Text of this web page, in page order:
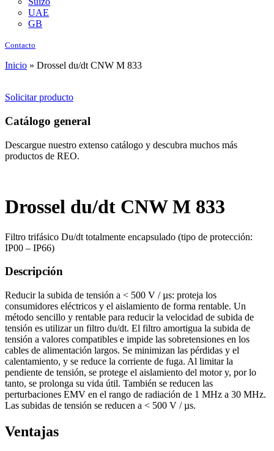
UAE
GB
Contacto
Inicio » Drossel du/dt CNW M 833
Solicitar producto
Catálogo general
Descargue nuestro extenso catálogo y descubra muchos más
productos de REO.
Drossel du/dt CNW M 833
Filtro trifásico Du/dt totalmente encapsulado (tipo de protección:
IP00 – IP66)
Descripción
Reducir la subida de tensión a < 500 V / µs: proteja los
consumidores eléctricos y el aislamiento de forma rentable. Un
método sencillo y rentable para reducir la velocidad de subida de
tensión es utilizar un filtro du/dt. El filtro amortigua la subida de
tensión a valores compatibles e impide las sobretensiones en los
cables de alimentación largos. Se minimizan las pérdidas y el
calentamiento, y se reduce la corriente de fuga. Al limitar la
pendiente de tensión, se protege el aislamiento del motor y, por lo
tanto, se prolonga su vida útil. También se reducen las
perturbaciones EMV en el rango de radiación de 1 MHz a 30 MHz.
Las subidas de tensión se reducen a < 500 V / µs.
Ventajas